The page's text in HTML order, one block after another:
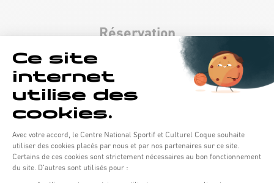
Réservation
MENU DE LA SEMAINE
À LA CARTE
MENU DU WEEK-END